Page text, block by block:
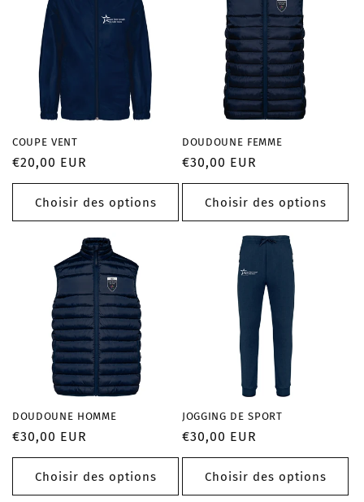
COUPE VENT
Prix
habituel
€20,00 EUR
Choisir des options
DOUDOUNE FEMME
Prix
habituel
€30,00 EUR
Choisir des options
DOUDOUNE HOMME
Prix
habituel
€30,00 EUR
Choisir des options
JOGGING DE SPORT
Prix
habituel
€30,00 EUR
Choisir des options